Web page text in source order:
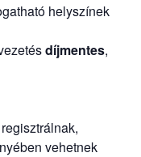
helyszínek
díjmentes,
vehetnek